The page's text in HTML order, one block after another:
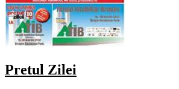
Pretul Zilei